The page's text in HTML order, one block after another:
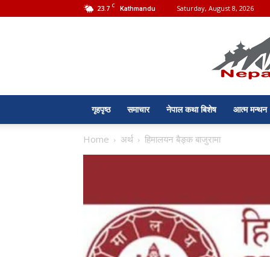
23.7 C Kathmandu Saturday, August 8, 2026
गृहपृष्ठ समाचार नेपाल कथा बिशेष आत्म मन्थन
Home अर्थ हिमालयन बैङ्क बाजुरामा